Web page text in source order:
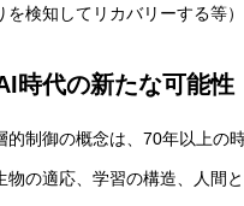
検知してリカバリーする等
時代の新たな可能性
的制御の概念は、70年以上の
の適応、学習の構造、人間